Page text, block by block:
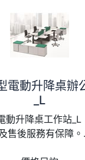
電動升降桌辦
_L
升降桌工作站_L
售後服務有保障。